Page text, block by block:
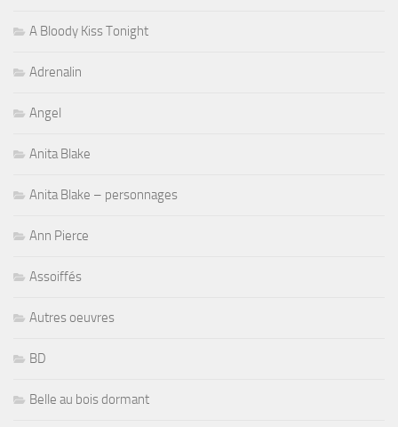
A Bloody Kiss Tonight
Adrenalin
Angel
Anita Blake
Anita Blake – personnages
Ann Pierce
Assoiffés
Autres oeuvres
BD
Belle au bois dormant